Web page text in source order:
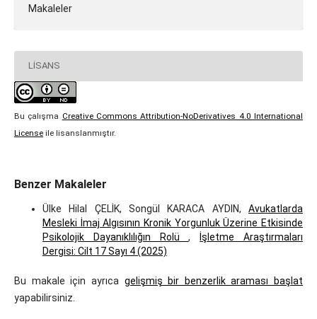
Makaleler
LISANS
Bu çalışma Creative Commons Attribution-NoDerivatives 4.0 International
Licenseile lisanslanmıştır.
Benzer Makaleler
Ülke Hilal ÇELİK, Songül KARACA AYDIN,Avukatlarda
Mesleki İmaj Algısının Kronik Yorgunluk Üzerine Etkisinde
Psikolojik Dayanıklılığın Rolü,
İşletme Araştırmaları
Dergisi: Cilt 17 Sayı 4 (2025)
Bu makale için ayrıca gelişmiş bir benzerlik araması başlat
yapabilirsiniz.